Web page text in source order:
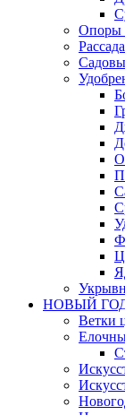
Опоры
НОВЫЙ
Ветки